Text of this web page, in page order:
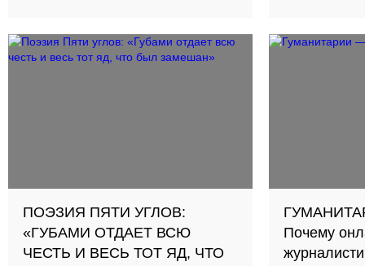
ПОЭЗИЯ ПЯТИ УГЛОВ:
«ГУБАМИ ОТДАЕТ ВСЮ
ЧЕСТЬ И ВЕСЬ ТОТ ЯД, ЧТО
Почему